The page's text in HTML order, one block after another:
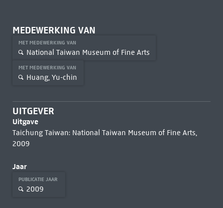
MEDEWERKING VAN
MET MEDEWERKING VAN
National Taiwan Museum of Fine Arts
MET MEDEWERKING VAN
Huang, Yu-chin
UITGEVER
Uitgave
Taichung Taiwan: National Taiwan Museum of Fine Arts,
2009
Jaar
PUBLICATIE JAAR
2009